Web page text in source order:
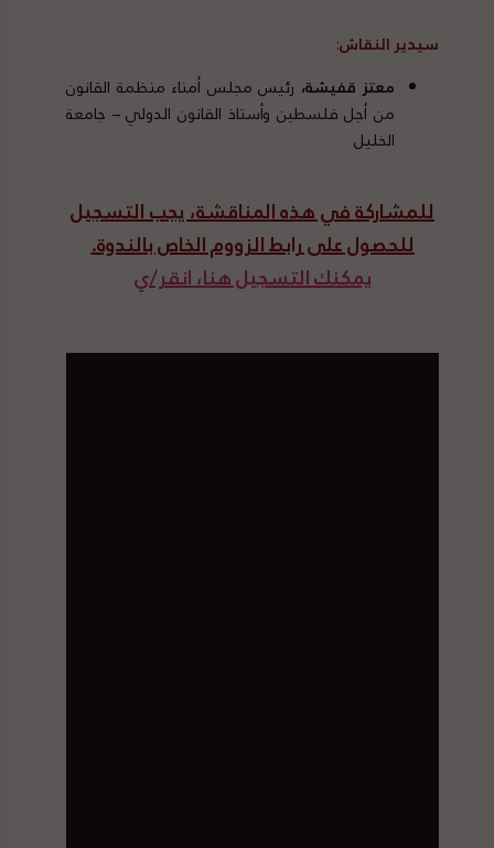
سيدير النقاش:
معتز قفيشة، رئيس مجلس أمناء منظمة القانون
من أجل فلسطين وأستاذ القانون الدولي – جامعة
الخليل
للمشاركة في هذه المناقشة، يجب التسجيل
للحصول على رابط الزووم الخاص بالندوة.
يمكنك التسجيل هنا، انقر/ي